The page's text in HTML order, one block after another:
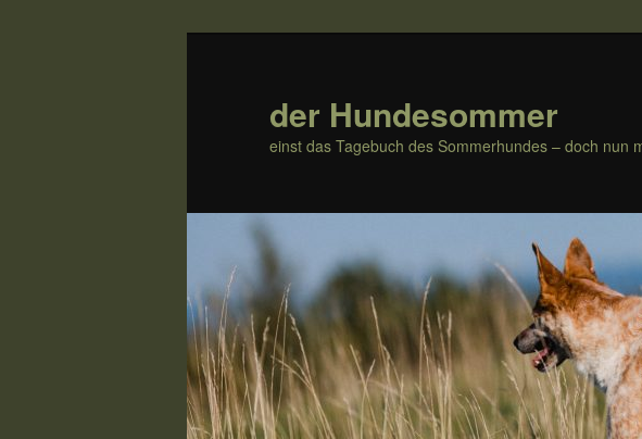
der Hundesommer
einst das Tagebuch des Sommerhundes – doch nun